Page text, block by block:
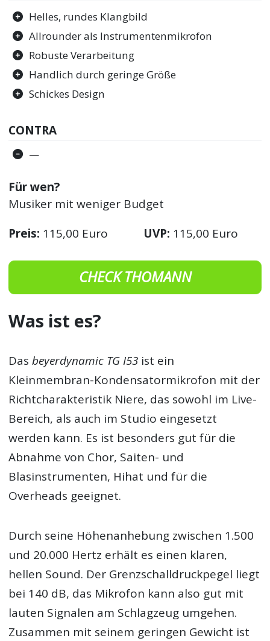
Helles, rundes Klangbild
Allrounder als Instrumentenmikrofon
Robuste Verarbeitung
Handlich durch geringe Größe
Schickes Design
CONTRA
—
Für wen?
Musiker mit weniger Budget
Preis: 115,00 Euro UVP: 115,00 Euro
CHECK THOMANN
Was ist es?
Dasbeyerdynamic TG I53 ist ein
Kleinmembran-Kondensatormikrofon mit der
Richtcharakteristik Niere, das sowohl im Live-
Bereich, als auch im Studio eingesetzt
werden kann. Es ist besonders gut für die
Abnahme von Chor, Saiten- und
Blasinstrumenten, Hihat und für die
Overheads geeignet.
Durch seine Höhenanhebung zwischen 1.500
und 20.000 Hertz erhält es einen klaren,
hellen Sound. Der Grenzschalldruckpegel liegt
bei 140 dB, das Mikrofon kann also gut mit
lauten Signalen am Schlagzeug umgehen.
Zusammen mit seinem geringen Gewicht ist